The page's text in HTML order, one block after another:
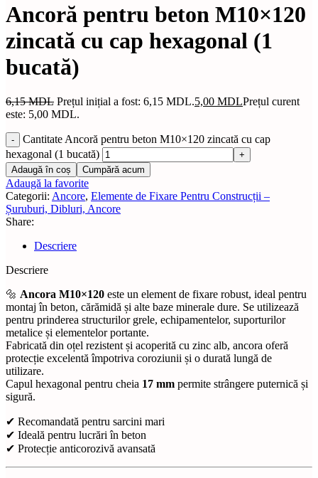
Ancoră pentru beton M10×120
zincată cu cap hexagonal (1
bucată)
6,15MDL Prețul inițial a fost: 6,15 MDL.5,00 MDLPrețul curent
este: 5,00 MDL.
Cantitate Ancoră pentru beton M10×120 zincată cu cap
hexagonal (1 bucată)
Adaugă în coș Cumpără acum
Adaugă la favorite
Categorii: Ancore, Elemente de Fixare Pentru Construcții –
Șuruburi, Dibluri, Ancore
Share:
Descriere
Descriere
🔩 Ancora M10×120 este un element de fixare robust, ideal pentru
montaj în beton, cărămidă și alte baze minerale dure. Se utilizează
pentru prinderea structurilor grele, echipamentelor, suporturilor
metalice și elementelor portante.
Fabricată din oțel rezistent și acoperită cu zinc alb, ancora oferă
protecție excelentă împotriva coroziunii și o durată lungă de
utilizare.
Capul hexagonal pentru cheia 17 mm permite strângere puternică și
sigură.
✔ Recomandată pentru sarcini mari
✔ Ideală pentru lucrări în beton
✔ Protecție anticorozivă avansată